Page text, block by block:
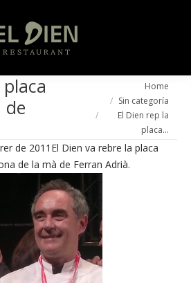
de
Home
Sin categoría
El Dien rep la
placa…
de 2011El Dien va rebre la placa
de la mà de Ferran Adrià.